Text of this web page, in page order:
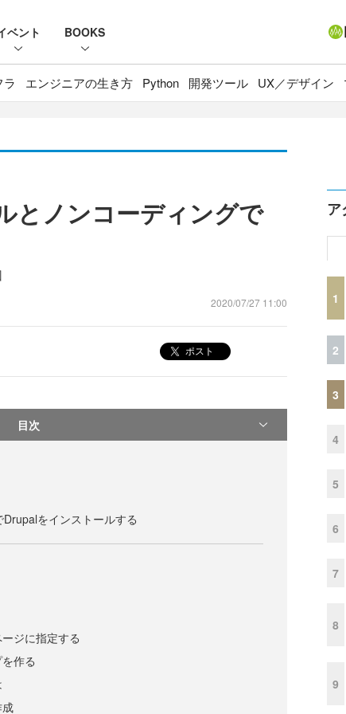
ベント BOOKS
ラ エンジニアの生き方 Python 開発ツール UX／デザイン
とノンコーディングで
2020/07/27 11:00
ポスト
目次
をインストールする
ジに指定する
作る
ア
1
2
3
4
5
6
7
8
9